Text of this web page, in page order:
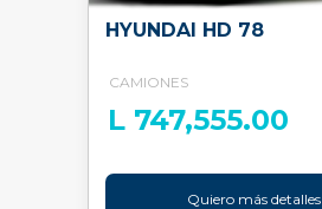
HYUNDAI HD 78
CAMIONES
L 747,555.00
Quiero más detalles